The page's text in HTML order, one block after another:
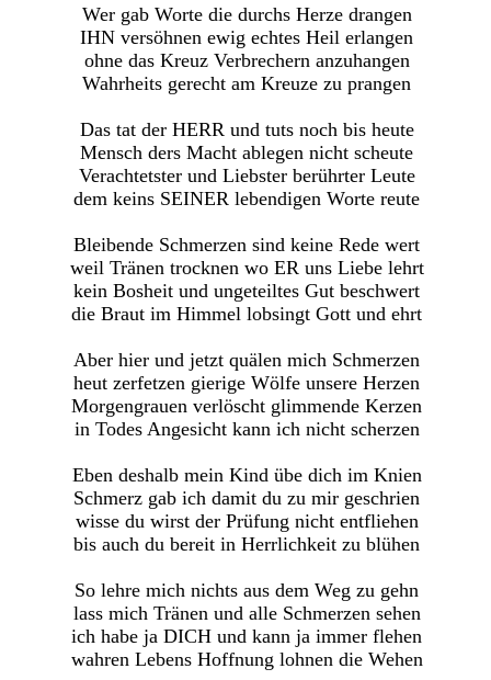
Wer gab Worte die durchs Herze drangen
IHN versöhnen ewig echtes Heil erlangen
ohne das Kreuz Verbrechern anzuhangen
Wahrheits gerecht am Kreuze zu prangen
Das tat der HERR und tuts noch bis heute
Mensch ders Macht ablegen nicht scheute
Verachtetster und Liebster berührter Leute
dem keins SEINER lebendigen Worte reute
Bleibende Schmerzen sind keine Rede wert
weil Tränen trocknen wo ER uns Liebe lehrt
kein Bosheit und ungeteiltes Gut beschwert
die Braut im Himmel lobsingt Gott und ehrt
Aber hier und jetzt quälen mich Schmerzen
heut zerfetzen gierige Wölfe unsere Herzen
Morgengrauen verlöscht glimmende Kerzen
in Todes Angesicht kann ich nicht scherzen
Eben deshalb mein Kind übe dich im Knien
Schmerz gab ich damit du zu mir geschrien
wisse du wirst der Prüfung nicht entfliehen
bis auch du bereit in Herrlichkeit zu blühen
So lehre mich nichts aus dem Weg zu gehn
lass mich Tränen und alle Schmerzen sehen
ich habe ja DICH und kann ja immer flehen
wahren Lebens Hoffnung lohnen die Wehen